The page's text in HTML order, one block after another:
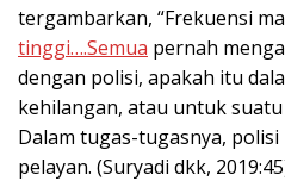
tergambarkan, “Frekuensi
tinggi….Semua pernah
dengan polisi, apakah itu
kehilangan, atau untuk
Dalam tugas-tugasnya,
pelayan. (Suryadi dkk,